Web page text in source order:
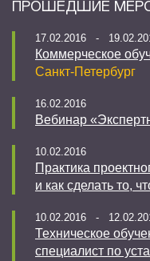
ПРОШЕДШИЕ
17.02.2016 -
Коммерческое
Санкт-Петербург
16.02.2016
Вебинар
10.02.2016
Практика
и как сделать то,
10.02.2016 -
Техническое
специалист по